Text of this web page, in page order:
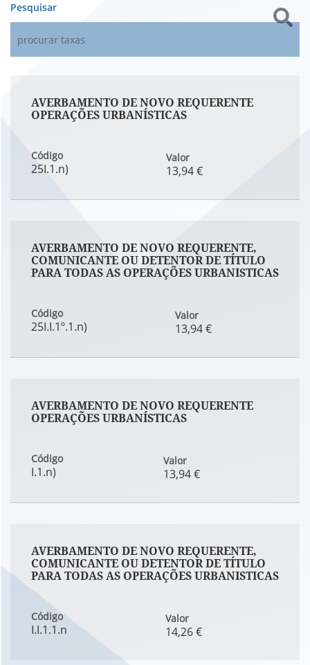
Pesquisar
Código
25I.1.n)
AVERBAMENTO DE NOVO REQUERENTE
OPERAÇÕES URBANÍSTICAS
Valor
13,94 €
Código
25I.I.1º.1.n)
AVERBAMENTO DE NOVO REQUERENTE,
COMUNICANTE OU DETENTOR DE TÍTULO
PARA TODAS AS OPERAÇÕES URBANISTICAS
Valor
13,94 €
Código
I.1.n)
AVERBAMENTO DE NOVO REQUERENTE
OPERAÇÕES URBANÍSTICAS
Valor
13,94 €
Código
I.I.1.1.n
AVERBAMENTO DE NOVO REQUERENTE,
COMUNICANTE OU DETENTOR DE TÍTULO
PARA TODAS AS OPERAÇÕES URBANISTICAS
Valor
14,26 €